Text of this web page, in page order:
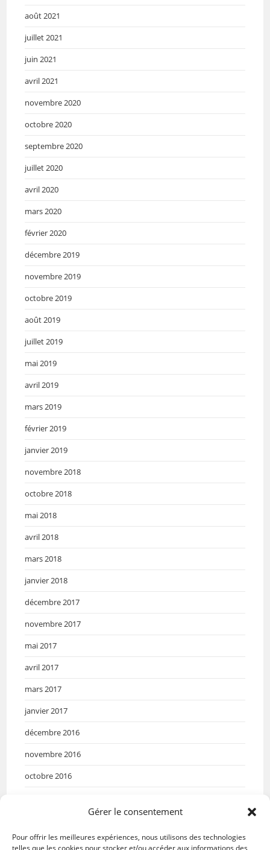
Gérer le consentement
Pour offrir les meilleures expériences, nous utilisons des technologies
telles que les cookies pour stocker et/ou accéder aux informations des
août 2021
juillet 2021
juin 2021
avril 2021
novembre 2020
octobre 2020
septembre 2020
juillet 2020
avril 2020
mars 2020
février 2020
décembre 2019
novembre 2019
octobre 2019
août 2019
juillet 2019
mai 2019
avril 2019
mars 2019
février 2019
janvier 2019
novembre 2018
octobre 2018
mai 2018
avril 2018
mars 2018
janvier 2018
décembre 2017
novembre 2017
mai 2017
avril 2017
mars 2017
janvier 2017
décembre 2016
novembre 2016
octobre 2016
avril 2016